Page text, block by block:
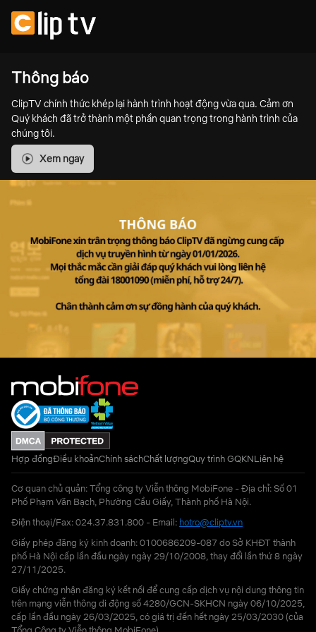
Thông báo
ClipTV chính thức khép lại hành trình hoạt động vừa qua. Cảm ơn
Quý khách đã trở thành một phần quan trọng trong hành trình của
chúng tôi.
Xem ngay
Hợp đồngĐiều khoảnChính sáchChất lượngQuy trình GQKNLiên hệ
Cơ quan chủ quản: Tổng công ty Viễn thông MobiFone - Địa chỉ: Số 01
Phố Phạm Văn Bạch, Phường Cầu Giấy, Thành phố Hà Nội.
Điện thoại/Fax: 024.37.831.800 - Email: hotro@cliptv.vn
Giấy phép đăng ký kinh doanh: 0100686209-087 do Sở KHĐT thành
phố Hà Nội cấp lần đầu ngày ngày 29/10/2008, thay đổi lần thứ 8 ngày
27/11/2025.
Giấy chứng nhận đăng ký kết nối để cung cấp dịch vụ nội dung thông tin
trên mạng viễn thông di động số 4280/GCN-SKHCN ngày 06/10/2025,
cấp lần đầu ngày 26/03/2025, có giá trị đến hết ngày 25/03/2030 (của